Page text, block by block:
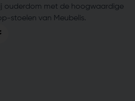
ouderdom met de hoogwaardige
stoelen van Meubelis.